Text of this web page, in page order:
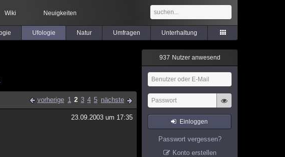
Wiki Neuigkeiten
Ufologie Natur Umfragen Unterhaltung
vorherige 1 2 3 4 5 nächste
23.09.2003 um 17:35
937 Nutzer anwesend
Einloggen
Passwort vergessen?
Konto erstellen